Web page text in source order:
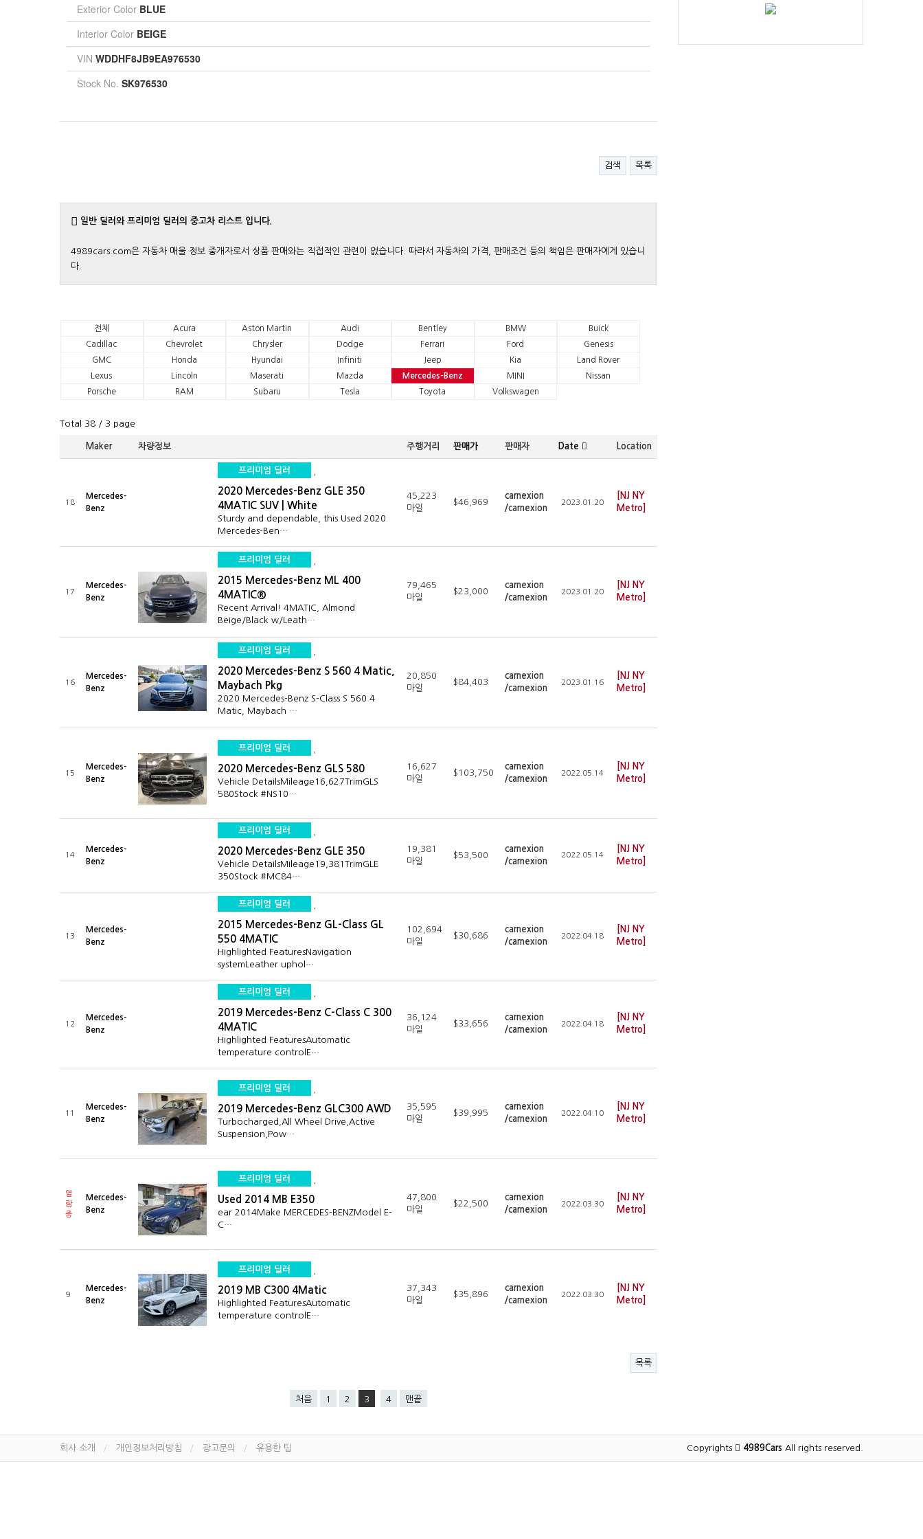
Exterior Color BLUE
Interior Color BEIGE
VIN WDDHF8JB9EA976530
Stock No. SK976530
검색 목록
일반 딜러와 프리미엄 딜러의 중고차 리스트 입니다.
4989cars.com은 자동차 매울 정보 중개자로서 상품 판매와는 직접적인 관련이 없습니다. 따라서 자동차의 가격, 판매조건 등의 책임은 판매자에게 있습니
다.
전체 Acura Aston Martin Audi Bentley BMW
Buick
Cadillac
Chevrolet Chrysler Dodge Ferrari Ford
Genesis
GMC
Honda Hyundai Infiniti Jeep Kia
Land Rover
Lexus
Lincoln Maserati Mazda Mercedes-Benz MINI
Nissan
Porsche
RAM Subaru Tesla Toyota Volkswagen
Total 38 / 3 page
Maker 차량정보 주행거리 판매가 판매자 Date Location
18
Mercedes-
Benz
프리미엄 딜러
2020 Mercedes-Benz GLE 350
4MATIC SUV | White
Sturdy and dependable, this Used 2020
Mercedes-Ben…
45,223
마일
$46,969
carnexion
/carnexion
2023.01.20
[NJ NY
Metro]
17
Mercedes-
Benz
프리미엄 딜러
2015 Mercedes-Benz ML 400
4MATIC®
Recent Arrival! 4MATIC, Almond
Beige/Black w/Leath…
79,465
마일
$23,000
carnexion
/carnexion
2023.01.20
[NJ NY
Metro]
16
Mercedes-
Benz
프리미엄 딜러
2020 Mercedes-Benz S 560 4 Matic,
Maybach Pkg
2020 Mercedes-Benz S-Class S 560 4
Matic, Maybach …
20,850
마일
$84,403
carnexion
/carnexion
2023.01.16
[NJ NY
Metro]
15
Mercedes-
Benz
프리미엄 딜러
2020 Mercedes-Benz GLS 580
Vehicle DetailsMileage16,627TrimGLS
580Stock #NS10…
16,627
마일
$103,750
carnexion
/carnexion
2022.05.14
[NJ NY
Metro]
14
Mercedes-
Benz
프리미엄 딜러
2020 Mercedes-Benz GLE 350
Vehicle DetailsMileage19,381TrimGLE
350Stock #MC84…
19,381
마일
$53,500
carnexion
/carnexion
2022.05.14
[NJ NY
Metro]
13
Mercedes-
Benz
프리미엄 딜러
2015 Mercedes-Benz GL-Class GL
550 4MATIC
Highlighted FeaturesNavigation
systemLeather uphol…
102,694
마일
$30,686
carnexion
/carnexion
2022.04.18
[NJ NY
Metro]
12
Mercedes-
Benz
프리미엄 딜러
2019 Mercedes-Benz C-Class C 300
4MATIC
Highlighted FeaturesAutomatic
temperature controlE…
36,124
마일
$33,656
carnexion
/carnexion
2022.04.18
[NJ NY
Metro]
11
Mercedes-
Benz
프리미엄 딜러
2019 Mercedes-Benz GLC300 AWD
Turbocharged,All Wheel Drive,Active
Suspension,Pow…
35,595
마일
$39,995
carnexion
/carnexion
2022.04.10
[NJ NY
Metro]
열
람
중
Mercedes-
Benz
프리미엄 딜러
Used 2014 MB E350
ear 2014Make MERCEDES-BENZModel E-
C…
47,800
마일
$22,500
carnexion
/carnexion
2022.03.30
[NJ NY
Metro]
9
Mercedes-
Benz
프리미엄 딜러
2019 MB C300 4Matic
Highlighted FeaturesAutomatic
temperature controlE…
37,343
마일
$35,896
carnexion
/carnexion
2022.03.30
[NJ NY
Metro]
목록
처음 1 2 3 4 맨끝
회사 소개 개인정보처리방침 광고문의 유용한 팁 Copyrights 4989Cars All rights reserved.